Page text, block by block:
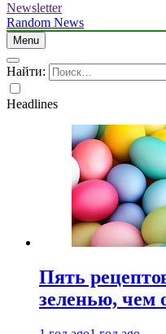
Newsletter
Random News
Menu
Найти:
Headlines
Пять
зеленью, чем